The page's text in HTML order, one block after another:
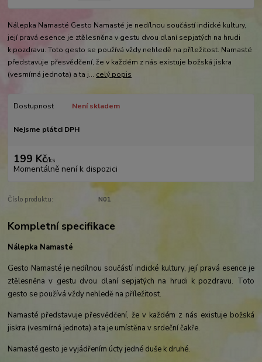
Nálepka Namasté Gesto Namasté je nedílnou součástí indické kultury,
její pravá esence je ztělesněna v gestu dvou dlaní sepjatých na hrudi
k pozdravu. Toto gesto se používá vždy nehledě na příležitost. Namasté
představuje přesvědčení, že v každém z nás existuje božská jiskra
(vesmírná jednota) a ta j... celý popis
Dostupnost Není skladem
Nejsme plátci DPH
199 Kč/ks
Momentálně není k dispozici
Číslo produktu: N01
Kompletní specifikace
Nálepka Namasté
Gesto Namasté je nedílnou součástí indické kultury, její pravá esence je
ztělesněna v gestu dvou dlaní sepjatých na hrudi k pozdravu. Toto
gesto se používá vždy nehledě na příležitost.
Namasté představuje přesvědčení, že v každém z nás existuje božská
jiskra (vesmírná jednota) a ta je umístěna v srdeční čakře.
Namasté gesto je vyjádřením úcty jedné duše k druhé.